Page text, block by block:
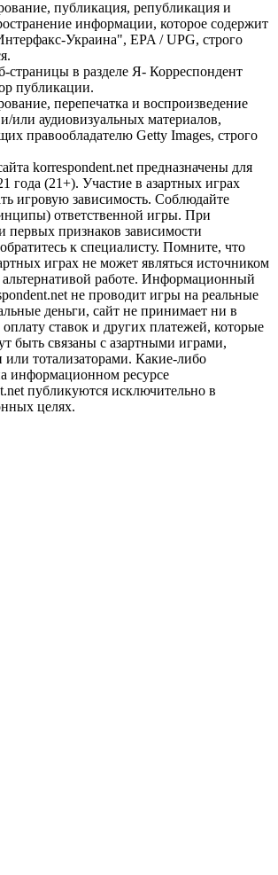
публикация, републикация и
информации, которое содержит
Украина", EPA / UPG, строго
страницы в разделе Я- Корреспондент
публикации.
перепечатка и воспроизведение
или аудиовизуальных материалов,
правообладателю Getty Images, строго
korrespondent.net предназначены для
года (21+). Участие в азартных играх
игровую зависимость. Соблюдайте
ответственной игры. При
первых признаков зависимости
к специалисту. Помните, что
играх не может являться источником
альтернативой работе. Информационный
не проводит игры на реальные
деньги, сайт не принимает ни в
ставок и других платежей, которые
быть связаны с азартными играми,
или тотализаторами. Какие-либо
информационном ресурсе
публикуются исключительно в
целях.